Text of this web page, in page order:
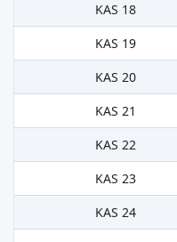
KAS 18
KAS 19
KAS 20
KAS 21
KAS 22
KAS 23
KAS 24